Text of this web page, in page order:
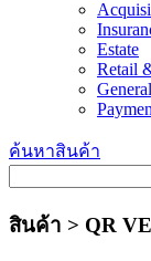
Estate
Retail
ค้นหาสินค้า
สินค้า > QR